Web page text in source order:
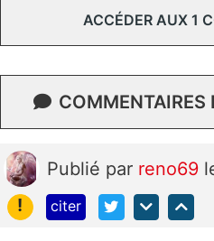
ACCÉDER AUX 1
COMMENTAIRES
Publié par reno69
!
citer